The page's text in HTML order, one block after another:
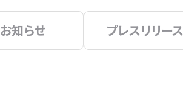
お知らせ プレスリリース